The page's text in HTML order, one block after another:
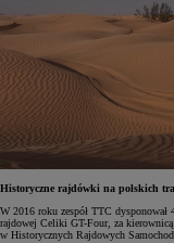
Historyczne rajdówki na polskich
W 2016 roku zespół TTC
rajdowej Celiki GT-Four, za
w Historycznych Rajdowych